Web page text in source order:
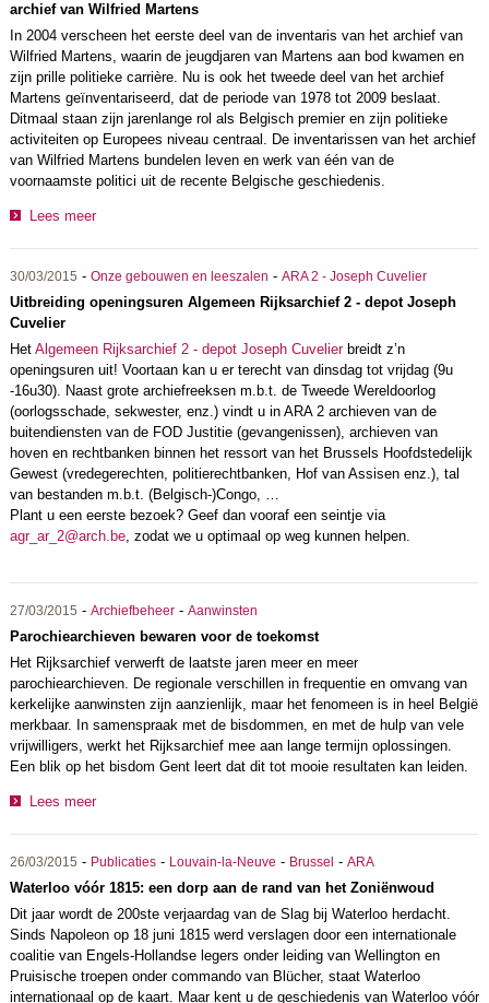
archief van Wilfried Martens
In 2004 verscheen het eerste deel van de inventaris van het archief van
Wilfried Martens, waarin de jeugdjaren van Martens aan bod kwamen en
zijn prille politieke carrière. Nu is ook het tweede deel van het archief
Martens geïnventariseerd, dat de periode van 1978 tot 2009 beslaat.
Ditmaal staan zijn jarenlange rol als Belgisch premier en zijn politieke
activiteiten op Europees niveau centraal. De inventarissen van het archief
van Wilfried Martens bundelen leven en werk van één van de
voornaamste politici uit de recente Belgische geschiedenis.
Lees meer
30/03/2015 - Onze gebouwen en leeszalen - ARA 2 - Joseph Cuvelier
Uitbreiding openingsuren Algemeen Rijksarchief 2 - depot Joseph
Cuvelier
Het Algemeen Rijksarchief 2 - depot Joseph Cuvelierbreidt z’n
openingsuren uit! Voortaan kan u er terecht van dinsdag tot vrijdag (9u
-16u30). Naast grote archiefreeksen m.b.t. de Tweede Wereldoorlog
(oorlogsschade, sekwester, enz.) vindt u in ARA 2 archieven van de
buitendiensten van de FOD Justitie (gevangenissen), archieven van
hoven en rechtbanken binnen het ressort van het Brussels Hoofdstedelijk
Gewest (vredegerechten, politierechtbanken, Hof van Assisen enz.), tal
van bestanden m.b.t. (Belgisch-)Congo, …
Plant u een eerste bezoek? Geef dan vooraf een seintje via
agr_ar_2@arch.be, zodat we u optimaal op weg kunnen helpen.
27/03/2015 - Archiefbeheer- Aanwinsten
Parochiearchieven bewaren voor de toekomst
Het Rijksarchief verwerft de laatste jaren meer en meer
parochiearchieven. De regionale verschillen in frequentie en omvang van
kerkelijke aanwinsten zijn aanzienlijk, maar het fenomeen is in heel België
merkbaar. In samenspraak met de bisdommen, en met de hulp van vele
vrijwilligers, werkt het Rijksarchief mee aan lange termijn oplossingen.
Een blik op het bisdom Gent leert dat dit tot mooie resultaten kan leiden.
Lees meer
26/03/2015 - Publicaties- Louvain-la-Neuve - Brussel - ARA
Waterloo vóór 1815: een dorp aan de rand van het Zoniënwoud
Dit jaar wordt de 200ste verjaardag van de Slag bij Waterloo herdacht.
Sinds Napoleon op 18 juni 1815 werd verslagen door een internationale
coalitie van Engels-Hollandse legers onder leiding van Wellington en
Pruisische troepen onder commando van Blücher, staat Waterloo
internationaal op de kaart. Maar kent u de geschiedenis van Waterloo vóór